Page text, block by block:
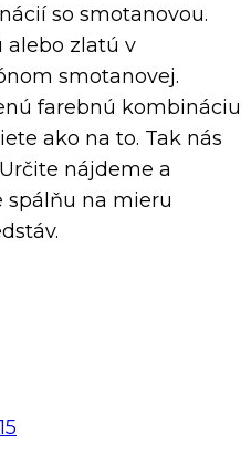
so smotanovou.
alebo zlatú v
smotanovej.
farebnú kombináciu
ako na to. Tak nás
nájdeme a
spálňu na mieru